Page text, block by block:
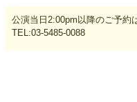
公演当日2:00pm以降のご予約
TEL:03-5485-0088